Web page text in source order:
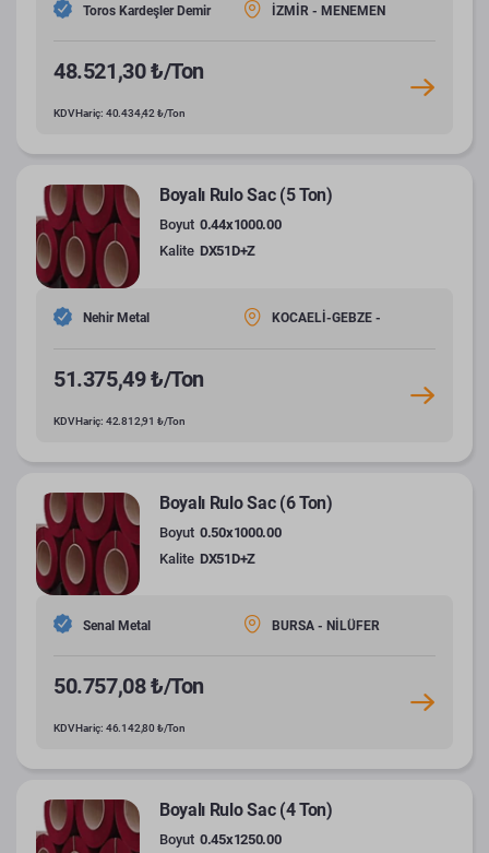
Toros Kardeşler Demir İZMİR - MENEMEN
48.521,30 ₺/Ton
KDV Hariç: 40.434,42 ₺/Ton
Boyalı Rulo Sac (5 Ton)
Boyut 0.44x1000.00
Kalite DX51D+Z
Nehir Metal KOCAELİ-GEBZE -
51.375,49 ₺/Ton
KDV Hariç: 42.812,91 ₺/Ton
Boyalı Rulo Sac (6 Ton)
Boyut 0.50x1000.00
Kalite DX51D+Z
Senal Metal BURSA - NİLÜFER
50.757,08 ₺/Ton
KDV Hariç: 46.142,80 ₺/Ton
Boyalı Rulo Sac (4 Ton)
Boyut 0.45x1250.00